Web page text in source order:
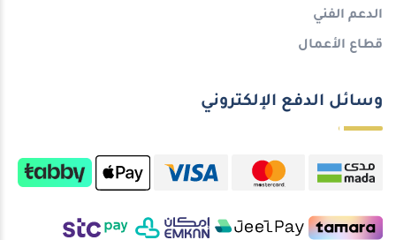
الدعم الفني
قطاع الأعمال
وسائل الدفع الإلكتروني